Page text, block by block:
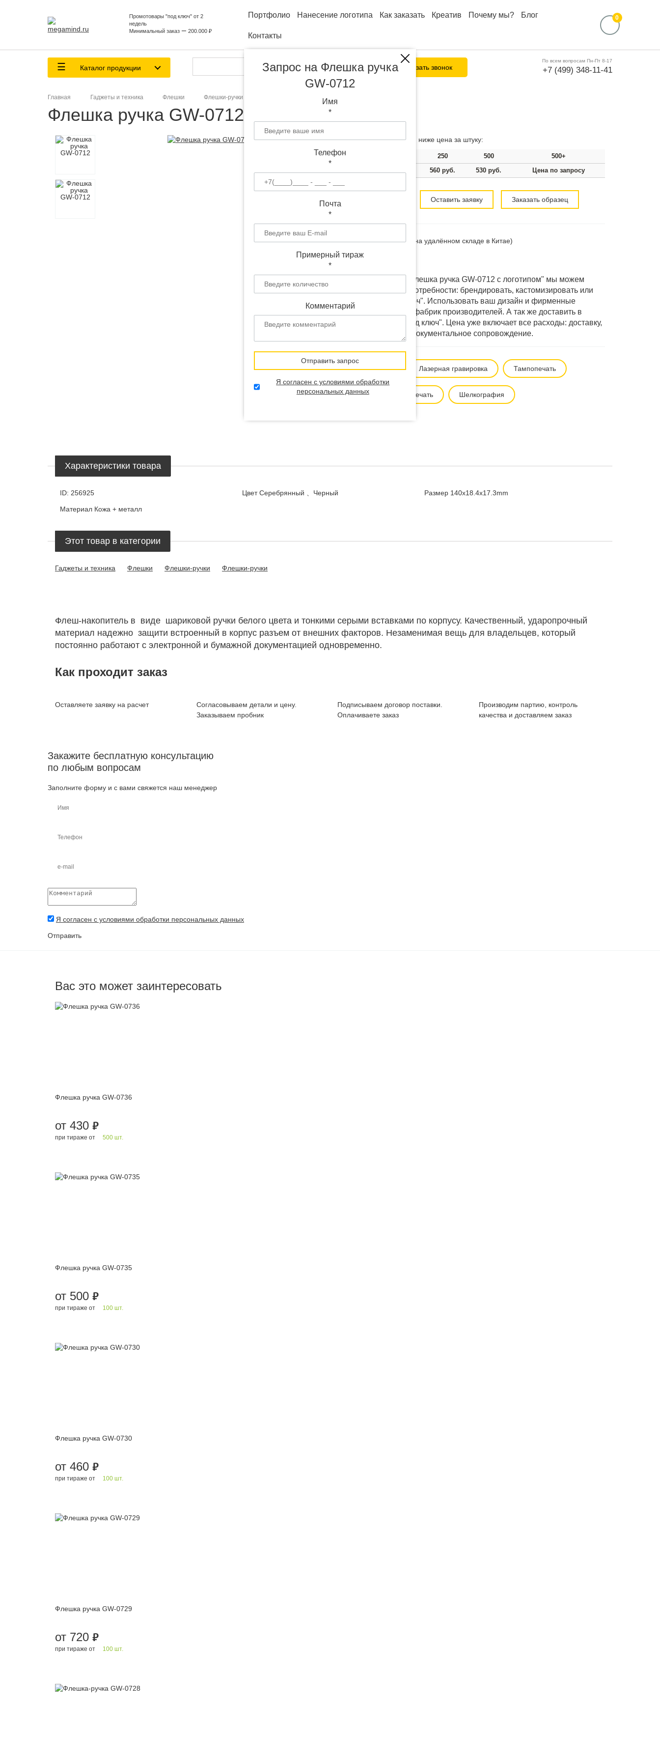
Промотовары "под ключ" от 2
недель
Минимальный заказ ー 200.000 ₽
Портфолио Нанесение логотипа Как заказать Креатив Почему мы? Блог
Контакты
0
Каталог продукции Заказать звонок
По всем вопросам Пн-Пт 8-17
+7 (499) 348-11-41
Главная Гаджеты и техника Флешки Флешки-ручки Флешка ручка GW-0712
Флешка ручка GW-0712 с логотипом
Чем больше тираж, тем ниже цена за штуку:
Тираж 250 500
500+
560 руб. 530 руб. Цена по запросу
Оставить заявку Заказать образец
Наличие: В наличии (на удалённом складе в Китае)
Доставка:
Выбранный товар "Флешка ручка GW-0712 с логотипом" мы можем
изменить под ваши потребности: брендировать, кастомизировать или
разработать "под ключ". Использовать ваш дизайн и фирменные
коробки напрямую у фабрик производителей. А так же доставить в
любую точку СНГ "под ключ". Цена уже включает все расходы: доставку,
цена производства, документальное сопровождение.
Способ нанесения: Лазерная гравировка Тампопечать
Ультрафиолетовая печать Шелкография
Характеристики товара
ID: 256925 ЦветСеребрянный 、Черный Размер 140x18.4x17.3mm
Материал Кожа + металл
Этот товар в категории
Гаджеты и техника Флешки Флешки-ручки Флешки-ручки
Флеш-накопитель в виде шариковой ручки белого цвета и тонкими серыми вставками по корпусу. Качественный, ударопрочный
материал надежно защити встроенный в корпус разъем от внешних факторов. Незаменимая вещь для владельцев, который
постоянно работают с электронной и бумажной документацией одновременно.
Как проходит заказ
Оставляете заявку на расчет
Согласовываем детали и цену.
Заказываем пробник
Подписываем договор поставки.
Оплачиваете заказ
Производим партию, контроль
качества и доставляем заказ
Закажите бесплатную консультацию
по любым вопросам
Заполните форму и с вами свяжется наш менеджер
Я согласен с условиями обработки персональных данных
Отправить
Запрос на Флешка ручка
GW-0712
Имя
*
Телефон
*
Почта
*
Примерный тираж
*
Комментарий
Отправить запрос
Я согласен с условиями обработки
персональных данных
Вас это может заинтересовать
Флешка ручка GW-0736
от 430 руб.
при тираже от 500 шт.
Флешка ручка GW-0735
от 500 руб.
при тираже от 100 шт.
Флешка ручка GW-0730
от 460 руб.
при тираже от 100 шт.
Флешка ручка GW-0729
от 720 руб.
при тираже от 100 шт.